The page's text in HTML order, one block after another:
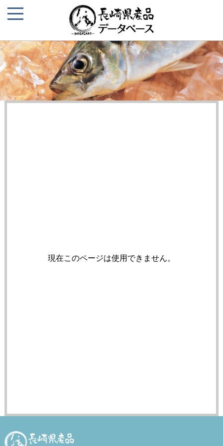
現在このページは使用できません。